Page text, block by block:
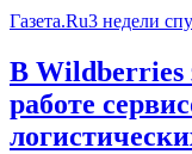
Газета.Ru3 недели
В Wildberries
работе